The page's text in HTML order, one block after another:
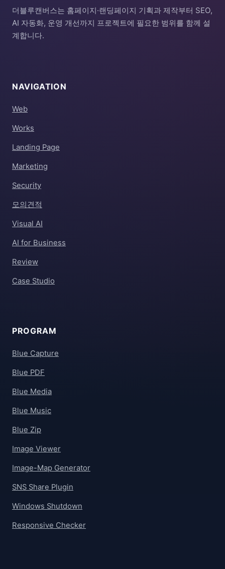
더블루캔버스는 홈페이지·랜딩페이지 기획과 제작부터 SEO,
AI 자동화, 운영 개선까지 프로젝트에 필요한 범위를 함께 설
계합니다.
NAVIGATION
Web
Works
Landing Page
Marketing
Security
모의견적
Visual AI
AI for Business
Review
Case Studio
PROGRAM
Blue Capture
Blue PDF
Blue Media
Blue Music
Blue Zip
Image Viewer
Image-Map Generator
SNS Share Plugin
Windows Shutdown
Responsive Checker